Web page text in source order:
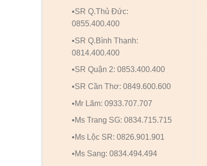
▪️SR Q.Thủ Đức:
0855.400.400
▪️SR Q.Bình Thạnh:
0814.400.400
▪️SR Quận 2: 0853.400.400
▪️SR Cần Thơ: 0849.600.600
▪️Mr Lãm: 0933.707.707
▪️Ms Trang SG: 0834.715.715
▪️Ms Lộc SR: 0826.901.901
▪️Ms Sang: 0834.494.494
CỬA NHỰA COMPOSITE CỬA NHỰA COMPOSITE
305